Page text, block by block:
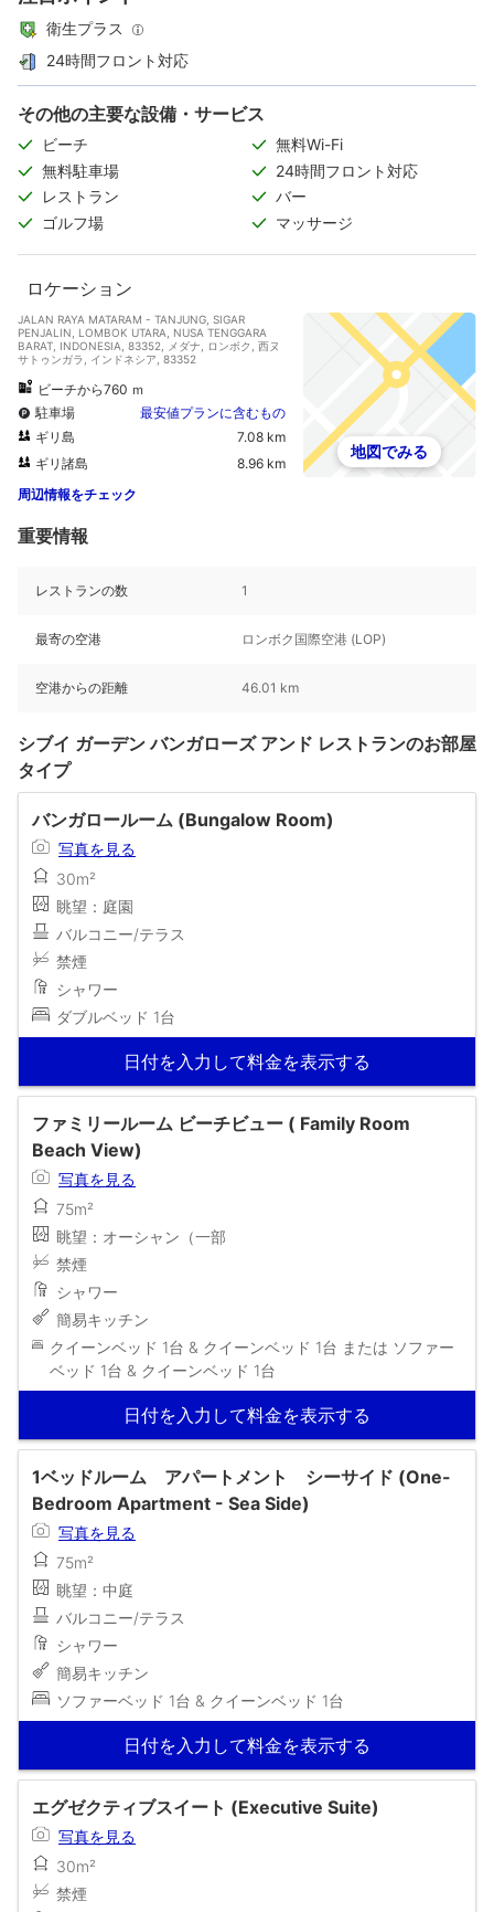
衛生プラス
24時間フロント対応
その他の主要な設備・サービス
ビーチ
無料Wi-Fi
無料駐車場
24時間フロント対応
レストラン
バー
ゴルフ場
マッサージ
ロケーション
JALAN RAYA MATARAM - TANJUNG, SIGAR
PENJALIN, LOMBOK UTARA, NUSA TENGGARA
BARAT, INDONESIA, 83352, メダナ, ロンボク, 西ヌ
サトゥンガラ, インドネシア, 83352
ビーチから760 ｍ
駐車場
最安値プランに含むもの
ギリ島
7.08 km
ギリ諸島
8.96 km
周辺情報をチェック
地図でみる
重要情報
レストランの数 1
最寄の空港 ロンボク国際空港 (LOP)
空港からの距離 46.01 km
シブイ ガーデン バンガローズ アンド レストランのお部屋
タイプ
バンガロールーム (Bungalow Room)
写真を見る
30m²
眺望：庭園
バルコニー/テラス
禁煙
シャワー
ダブルベッド 1台
日付を入力して料金を表示する
ファミリールーム ビーチビュー ( Family Room
Beach View)
写真を見る
75m²
眺望：オーシャン（一部
禁煙
シャワー
簡易キッチン
クイーンベッド 1台 & クイーンベッド 1台 または ソファー
ベッド 1台 & クイーンベッド 1台
日付を入力して料金を表示する
1ベッドルーム アパートメント シーサイド (One-
Bedroom Apartment - Sea Side)
写真を見る
75m²
眺望：中庭
バルコニー/テラス
シャワー
簡易キッチン
ソファーベッド 1台 & クイーンベッド 1台
日付を入力して料金を表示する
エグゼクティブスイート (Executive Suite)
写真を見る
30m²
禁煙